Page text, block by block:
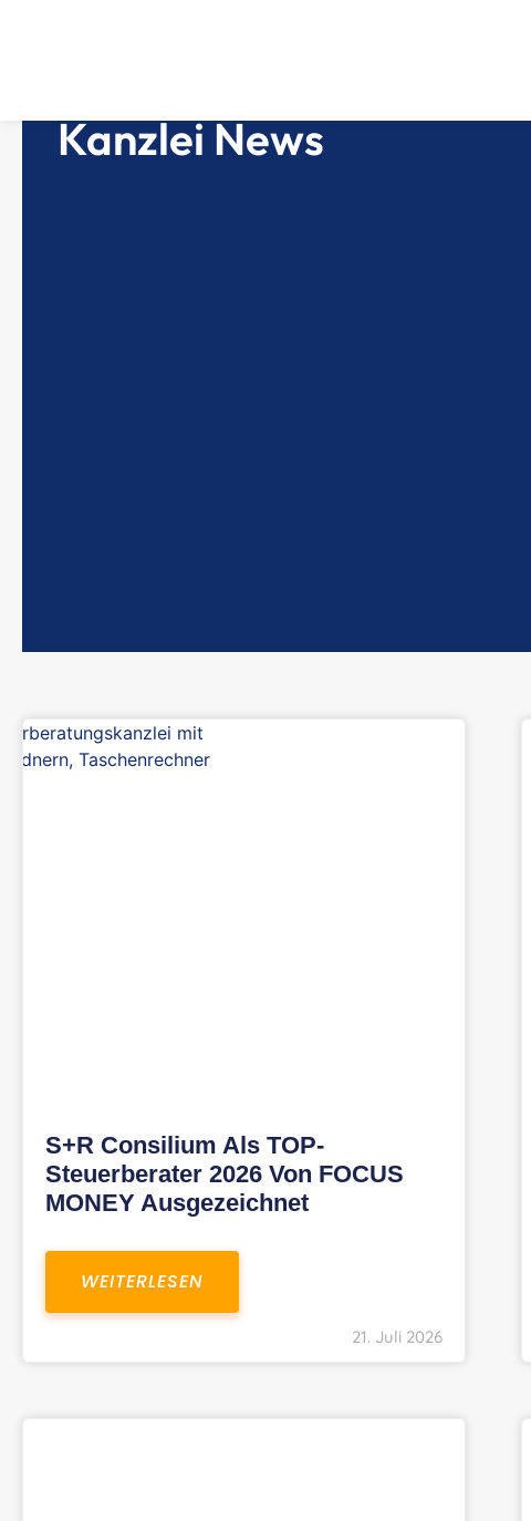
Kanzlei News
S+R Consilium Als TOP-
Steuerberater 2026 Von FOCUS
MONEY Ausgezeichnet
WEITERLESEN
21. Juli 2026